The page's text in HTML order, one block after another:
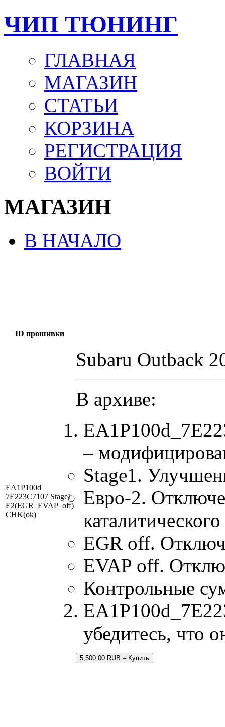
ЧИП ТЮНИНГ
ГЛАВНАЯ
МАГАЗИН
СТАТЬИ
КОРЗИНА
РЕГИСТРАЦИЯ
ВОЙТИ
МАГАЗИН
В НАЧАЛО
ID прошивки
EA1P100d
7E223C7107 Stage1
E2(EGR_EVAP_off)
CHK(ok)
Subaru Outback
В архиве:
–
Stage1.
Евро-2.
EGR off.
EVAP off.
Контрольные
убедитесь, что
5,500.00 RUB – Купить